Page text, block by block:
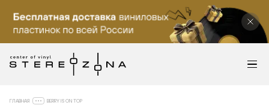
ГЛАВНАЯ BERRY IS ON TOP